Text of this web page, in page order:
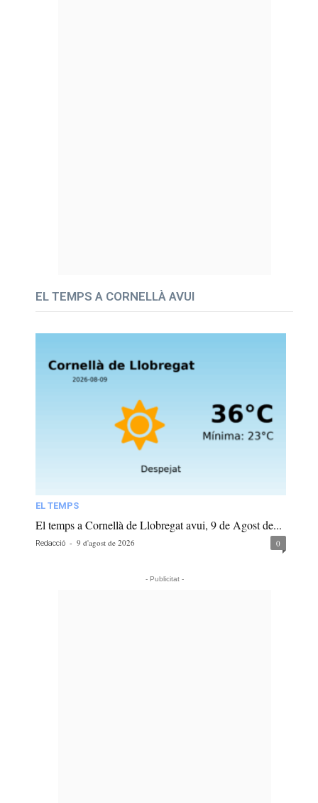
EL TEMPS A CORNELLÀ AVUI
EL TEMPS
El temps a Cornellà de Llobregat avui, 9 de Agost de...
Redacció - 9 d'agost de 2026 0
- Publicitat -